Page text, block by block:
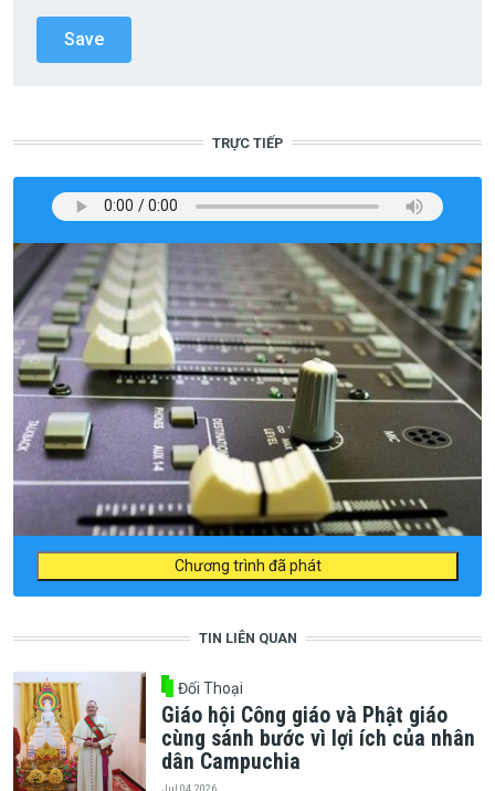
TRỰC TIẾP
Chương trình đã phát
TIN LIÊN QUAN
Đối Thoại
Giáo hội Công giáo và Phật giáo
cùng sánh bước vì lợi ích của nhân
dân Campuchia
Jul 04, 2026